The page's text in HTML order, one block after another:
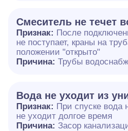
Смеситель не течет
Признак: После
не поступает, краны на
положении "открыто"
Причина: Трубы
Вода не уходит из
Признак: При спуске вода
не уходит долгое время
Причина: Засор